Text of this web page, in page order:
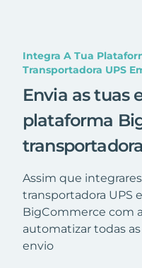
Integra A Tua
Transportadora UPS
Envia as tuas
plataforma
Assim que
transportadora UPS
BigCommerce com
automatizar todas
envio